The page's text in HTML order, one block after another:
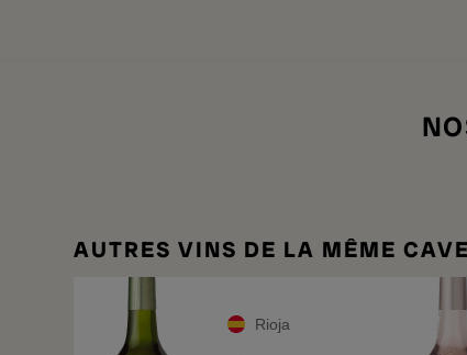
AUTRES VINS DE LA MÊME CAVE
Rioja